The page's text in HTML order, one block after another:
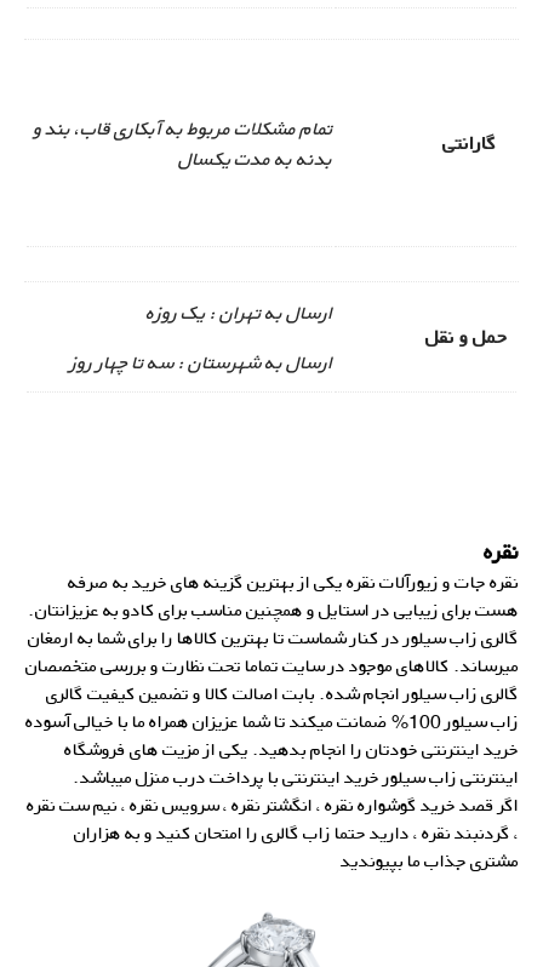
گارانتی
تمام مشکلات مربوط به آبکاری قاب، بند و
بدنه به مدت یکسال
حمل و نقل
ارسال به تهران : یک روزه
ارسال به شهرستان : سه تا چهار روز
نقره
نقره جات و زیورآلات نقره یکی از بهترین گزینه های خرید به صرفه
هست برای زیبایی در استایل و همچنین مناسب برای کادو به عزیزانتان.
گالری زاب سیلور در کنار شماست تا بهترین کالاها را برای شما به ارمغان
میرساند. کالاهای موجود درسایتتماما تحت نظارت و بررسی متخصصان
گالری زاب سیلور انجام شده. بابت اصالت کالا و تضمین کیفیت گالری
زاب سیلور 100% ضمانت میکند تا شما عزیزان همراه ما با خیالی آسوده
خرید اینترنتی خودتان را انجام بدهید. یکی از مزیت های فروشگاه
اینترنتی زاب سیلور خرید اینترنتی با پرداخت درب منزل میباشد.
اگر قصد خرید گوشواره نقره ، انگشتر نقره ، سرویس نقره ، نیم ست نقره
، گردنبند نقره ، دارید حتما زاب گالری را امتحان کنید و به هزاران
مشتری جذاب ما بپیوندید